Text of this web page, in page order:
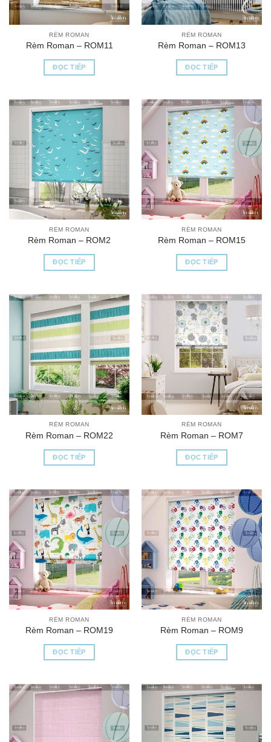
RÈM ROMAN
Rèm Roman – ROM11
ĐỌC TIẾP
RÈM ROMAN
Rèm Roman – ROM13
ĐỌC TIẾP
RÈM ROMAN
Rèm Roman – ROM2
ĐỌC TIẾP
RÈM ROMAN
Rèm Roman – ROM15
ĐỌC TIẾP
RÈM ROMAN
Rèm Roman – ROM22
ĐỌC TIẾP
RÈM ROMAN
Rèm Roman – ROM7
ĐỌC TIẾP
RÈM ROMAN
Rèm Roman – ROM19
ĐỌC TIẾP
RÈM ROMAN
Rèm Roman – ROM9
ĐỌC TIẾP